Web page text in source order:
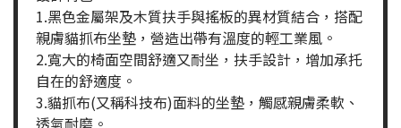
1.黑色金屬架及木質扶手與搖板的異材質結合，搭配
親膚貓抓布坐墊，營造出帶有溫度的輕工業風。
2.寬大的椅面空間舒適又耐坐，扶手設計，增加承托
自在的舒適度。
3.貓抓布(又稱科技布)面料的坐墊，觸感親膚柔軟、
透氣耐磨。